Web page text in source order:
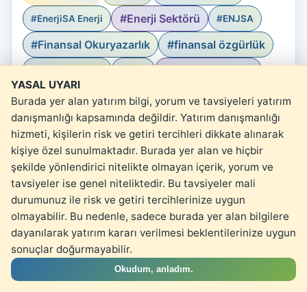
#EnerjiSA Enerji #Enerji Sektörü #ENJSA
#Finansal Okuryazarlık #finansal özgürlük
#Finans Sektörü #FIRE #F.I.R.E. hesaplayıcı
#Ford
#GRSEL #Gürsel #Gürsel Turizm #GWIND
#GYO Sektörü #Halka Arz #Halka Arz Analizi
#Havacılık Sektörü #Hitit Bilgisayar #HTTBT
#İçecek Sektörü #ISMEN
#İş Yatırım #kartopu #kartopu etkisi
#küçük yatırımcı #Medicalpark #MGROS
Yasal Uyarı
YASAL UYARI
Burada yer alan yatırım bilgi, yorum ve tavsiyeleri yatırım
danışmanlığı kapsamında değildir. Yatırım danışmanlığı
hizmeti, kişilerin risk ve getiri tercihleri dikkate alınarak
kişiye özel sunulmaktadır. Burada yer alan ve hiçbir
şekilde yönlendirici nitelikte olmayan içerik, yorum ve
tavsiyeler ise genel niteliktedir. Bu tavsiyeler mali
durumunuz ile risk ve getiri tercihlerinize uygun
olmayabilir. Bu nedenle, sadece burada yer alan bilgilere
dayanılarak yatırım kararı verilmesi beklentilerinize uygun
sonuçlar doğurmayabilir.
Okudum, anladım.